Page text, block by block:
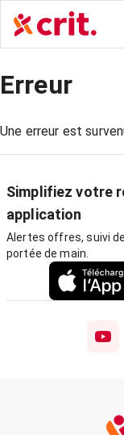
Erreur
Une erreur est
Simplifiez votre
application
Alertes offres, suivi
portée de main.